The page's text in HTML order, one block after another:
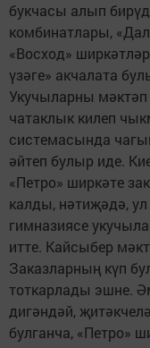
букчасы алып
комбинатлары,
«Восход»
үзәге» акчалата
Укучыларны
чатаклык килеп
системасында
әйтеп булыр иде.
«Петро» ширкәте
калды, нәтиҗәдә,
гимназиясе
итте. Кайсыбер
Заказларның күп
тоткарлады эшне.
дигәндәй,
булганча, «Петро»